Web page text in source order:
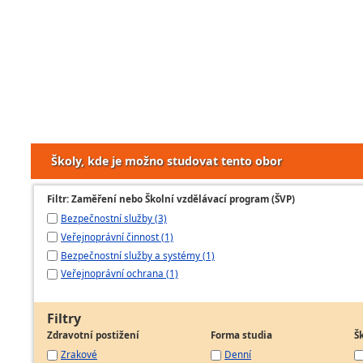
Školy, kde je možno studovat tento obor
Filtr: Zaměření nebo Školní vzdělávací program (ŠVP)
Bezpečnostní služby (3)
Veřejnoprávní činnost (1)
Bezpečnostní služby a systémy (1)
Veřejnoprávní ochrana (1)
Filtry
Zdravotní postižení
Zrakové
Forma studia
Denní